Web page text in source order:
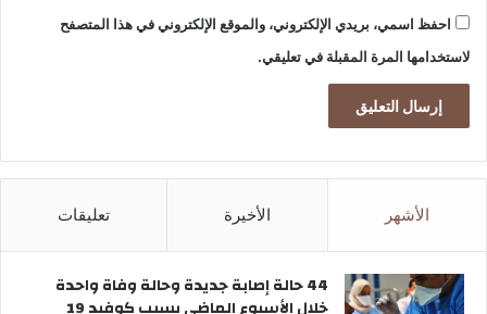
احفظ اسمي، بريدي الإلكتروني، والموقع الإلكتروني في هذا المتصفح
لاستخدامها المرة المقبلة في تعليقي.
الأشهر الأخيرة تعليقات
44 حالة إصابة جديدة وحالة وفاة واحدة
خلال الأسبوع الماضي بسبب كوفيد 19